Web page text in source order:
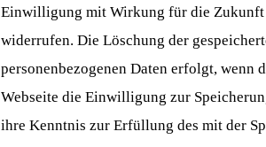
Einwilligung mit Wirkung für die Zukunft
widerrufen. Die Löschung der
personenbezogenen Daten erfolgt, wenn
Webseite die Einwilligung zur
ihre Kenntnis zur Erfüllung des mit der